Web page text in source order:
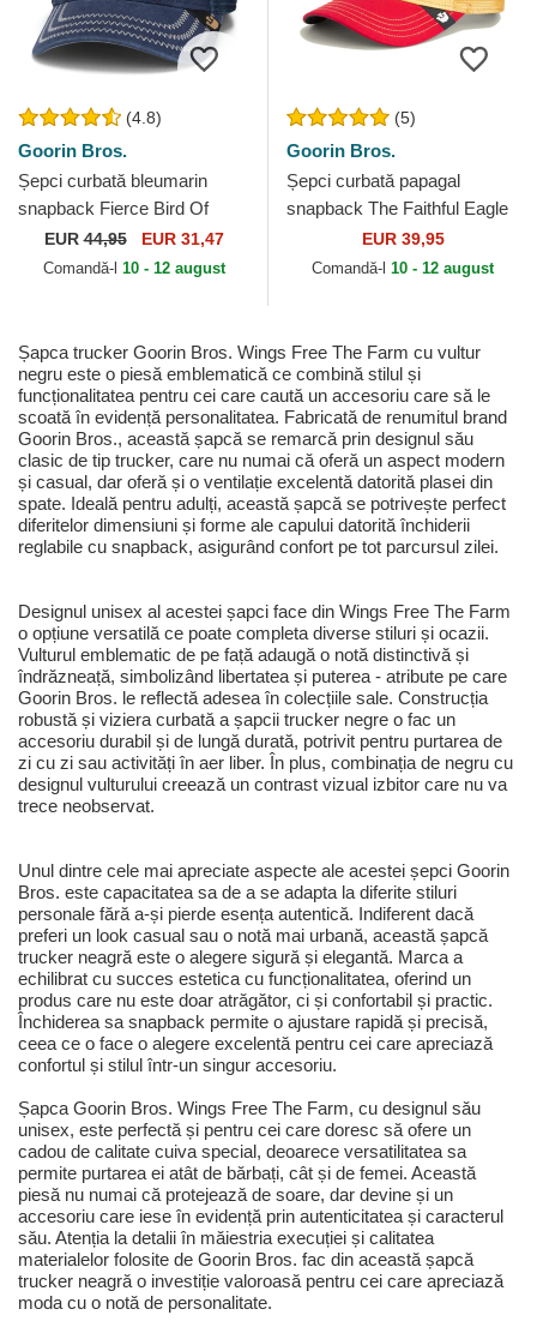
(4.8)
Goorin Bros.
Șepci curbată bleumarin
snapback Fierce Bird Of
Prey Core Canvas The Farm
Goorin Bros.
EUR44,95 EUR 31,47
Comandă-l 10 - 12 august
(5)
Goorin Bros.
Șepci curbată papagal
snapback The Faithful Eagle
Sport The Farm Goorin Bros.
EUR 39,95
Comandă-l 10 - 12 august
Șapca trucker Goorin Bros. Wings Free The Farm cu vultur
negru este o piesă emblematică ce combină stilul și
funcționalitatea pentru cei care caută un accesoriu care să le
scoată în evidență personalitatea. Fabricată de renumitul brand
Goorin Bros., această șapcă se remarcă prin designul său
clasic de tip trucker, care nu numai că oferă un aspect modern
și casual, dar oferă și o ventilație excelentă datorită plasei din
spate. Ideală pentru adulți, această șapcă se potrivește perfect
diferitelor dimensiuni și forme ale capului datorită închiderii
reglabile cu snapback, asigurând confort pe tot parcursul zilei.
Designul unisex al acestei șapci face din Wings Free The Farm
o opțiune versatilă ce poate completa diverse stiluri și ocazii.
Vulturul emblematic de pe față adaugă o notă distinctivă și
îndrăzneață, simbolizând libertatea și puterea - atribute pe care
Goorin Bros. le reflectă adesea în colecțiile sale. Construcția
robustă și viziera curbată a șapcii trucker negre o fac un
accesoriu durabil și de lungă durată, potrivit pentru purtarea de
zi cu zi sau activități în aer liber. În plus, combinația de negru cu
designul vulturului creează un contrast vizual izbitor care nu va
trece neobservat.
Unul dintre cele mai apreciate aspecte ale acestei șepci Goorin
Bros. este capacitatea sa de a se adapta la diferite stiluri
personale fără a-și pierde esența autentică. Indiferent dacă
preferi un look casual sau o notă mai urbană, această șapcă
trucker neagră este o alegere sigură și elegantă. Marca a
echilibrat cu succes estetica cu funcționalitatea, oferind un
produs care nu este doar atrăgător, ci și confortabil și practic.
Închiderea sa snapback permite o ajustare rapidă și precisă,
ceea ce o face o alegere excelentă pentru cei care apreciază
confortul și stilul într-un singur accesoriu.
Șapca Goorin Bros. Wings Free The Farm, cu designul său
unisex, este perfectă și pentru cei care doresc să ofere un
cadou de calitate cuiva special, deoarece versatilitatea sa
permite purtarea ei atât de bărbați, cât și de femei. Această
piesă nu numai că protejează de soare, dar devine și un
accesoriu care iese în evidență prin autenticitatea și caracterul
său. Atenția la detalii în măiestria execuției și calitatea
materialelor folosite de Goorin Bros. fac din această șapcă
trucker neagră o investiție valoroasă pentru cei care apreciază
moda cu o notă de personalitate.